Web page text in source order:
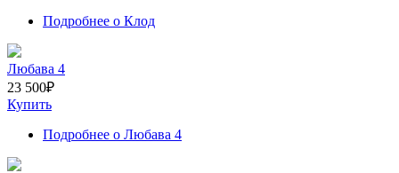
Подробнее о Клод
Любава 4
23 500₽
Купить
Подробнее о Любава 4